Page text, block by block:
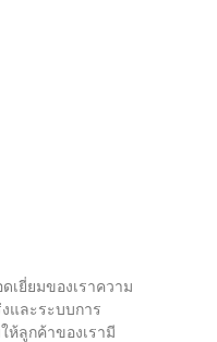
เยี่ยมของเราความ
และระบบการ
ลูกค้าของเรามี